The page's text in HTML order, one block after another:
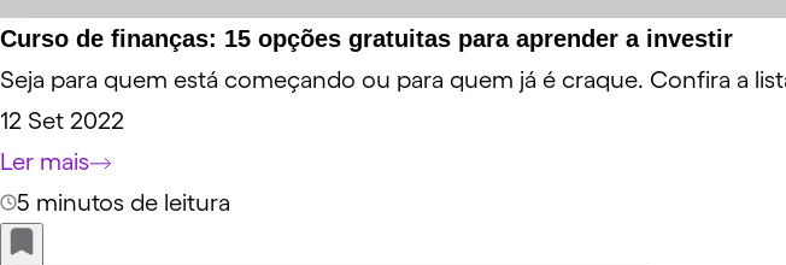
Curso de finanças: 15 opções gratuitas para aprender a investir
Seja para quem está começando ou para quem já é craque. Confira a
12 Set 2022
Ler mais
5 minutos de leitura